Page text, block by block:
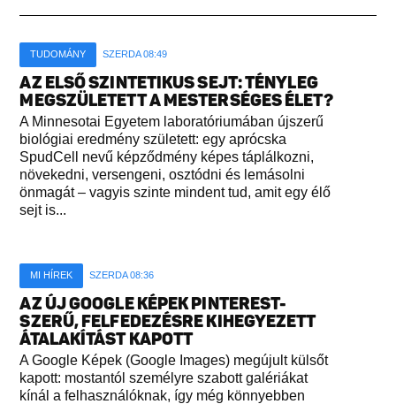
TUDOMÁNY SZERDA 08:49
AZ ELSŐ SZINTETIKUS SEJT: TÉNYLEG
MEGSZÜLETETT A MESTERSÉGES ÉLET?
A Minnesotai Egyetem laboratóriumában újszerű
biológiai eredmény született: egy aprócska
SpudCell nevű képződmény képes táplálkozni,
növekedni, versengeni, osztódni és lemásolni
önmagát – vagyis szinte mindent tud, amit egy élő
sejt is...
MI HÍREK SZERDA 08:36
AZ ÚJ GOOGLE KÉPEK PINTEREST-
SZERŰ, FELFEDEZÉSRE KIHEGYEZETT
ÁTALAKÍTÁST KAPOTT
A Google Képek (Google Images) megújult külsőt
kapott: mostantól személyre szabott galériákat
kínál a felhasználóknak, így még könnyebben